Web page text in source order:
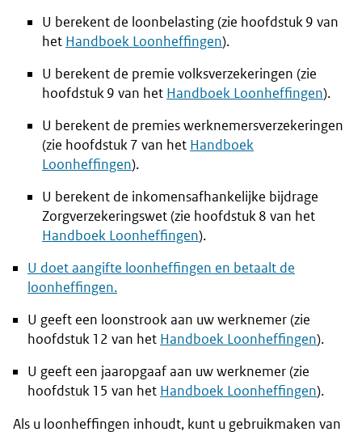
U berekent de loonbelasting (zie hoofdstuk 9 van
het Handboek Loonheffingen).
U berekent de premie volksverzekeringen (zie
hoofdstuk 9 van het Handboek Loonheffingen).
U berekent de premies werknemersverzekeringen
(zie hoofdstuk 7 van het Handboek
Loonheffingen).
U berekent de inkomensafhankelijke bijdrage
Zorgverzekeringswet (zie hoofdstuk 8 van het
Handboek Loonheffingen).
U doet aangifte loonheffingen en betaalt de
loonheffingen.
U geeft een loonstrook aan uw werknemer (zie
hoofdstuk 12 van het Handboek Loonheffingen).
U geeft een jaaropgaaf aan uw werknemer (zie
hoofdstuk 15 van het Handboek Loonheffingen).
Als u loonheffingen inhoudt, kunt u gebruikmaken van